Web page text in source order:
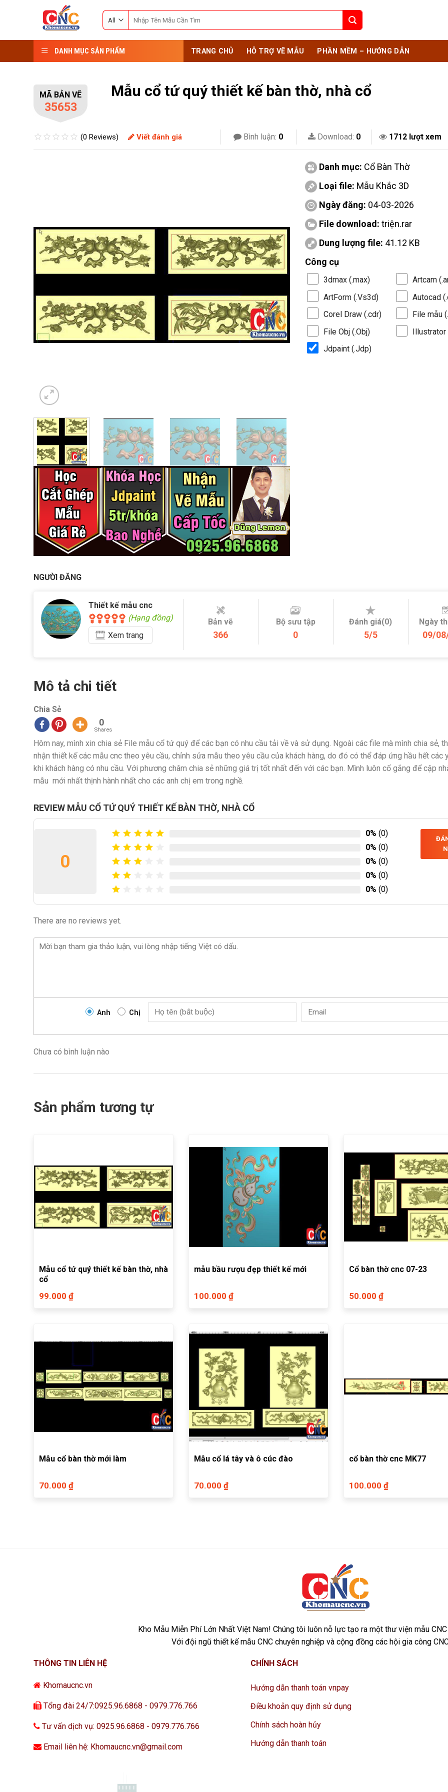
for:
DANH MỤC SẢN PHẨM TRANG CHỦ HỖ TRỢ VẼ MẪU PHẦN MỀM – HƯỚNG DẪN
MÃ BẢN VẼ
35653
Mẫu cổ tứ quý thiết kế bàn thờ, nhà cổ
(0 Reviews) Viết đánh giá Bình luận: 0 Download: 0 1712 lượt xem
Danh mục: Cổ Bàn Thờ
Loại file: Mẫu Khắc 3D
Ngày đăng: 04-03-2026
File download: triện.rar
Dung lượng file: 41.12 KB
Công cụ
3dmax (.max)
Artcam
ArtForm (.Vs3d)
Autocad
Corel Draw (.cdr)
File mẫu
File Obj (.Obj)
Illustrator
Jdpaint (.Jdp)
NGƯỜI ĐĂNG
Thiết kế mẫu cnc
(Hạng đồng)
Xem trang
Bản vẽ
366
Bộ sưu tập
0
Đánh giá(0)
5/5
Ngày
09/
Mô tả chi tiết
Chia Sẻ
0
Shares
Hôm nay, mình xin chia sẻ File mẫu cổ tứ quý để các bạn có nhu cầu tải về và sử dụng. Ngoài các file mà mình chia sẻ,
nhận thiết kế các mẫu cnc theo yêu cầu, chỉnh sửa mẫu theo yêu cầu của khách hàng, do đó có thể đáp ứng hầu hết các
khi khách hàng có nhu cầu. Với phương châm chia sẻ những giá trị tốt nhất đến với các bạn. Mình luôn cố gắng để cập
mẫu mới nhất thịnh hành nhất cho các anh chị em trong nghề.
REVIEW MẪU CỔ TỨ QUÝ THIẾT KẾ BÀN THỜ, NHÀ CỔ
0
0% (0)
0% (0)
0% (0)
0% (0)
0% (0)
There are no reviews yet.
Anh Chị
Chưa có bình luận nào
Sản phẩm tương tự
Mẫu cổ tứ quý thiết kế bàn thờ, nhà
cổ
99.000 ₫
mẫu bầu rượu đẹp thiết kế mới
100.000 ₫
Cổ bàn thờ cnc 07-23
50.000 ₫
Mẫu cổ bàn thờ mới làm
70.000 ₫
Mẫu cổ lá tây và ô cúc đào
70.000 ₫
cổ bàn thờ cnc MK77
100.000 ₫
Kho Mẫu Miễn Phí Lớn Nhất Việt Nam! Chúng tôi luôn nỗ lực tạo ra một thư viện mẫu
Với đội ngũ thiết kế mẫu CNC chuyên nghiệp và cộng đồng các hội gia công
THÔNG TIN LIÊN HỆ
Khomaucnc.vn
Tổng đài 24/7:0925.96.6868 - 0979.776.766
Tư vấn dịch vụ: 0925.96.6868 - 0979.776.766
Email liên hệ: Khomaucnc.vn@gmail.com
CHÍNH SÁCH
Hướng dẫn thanh toán vnpay
Điều khoản quy định sử dụng
Chính sách hoàn hủy
Hướng dẫn thanh toán